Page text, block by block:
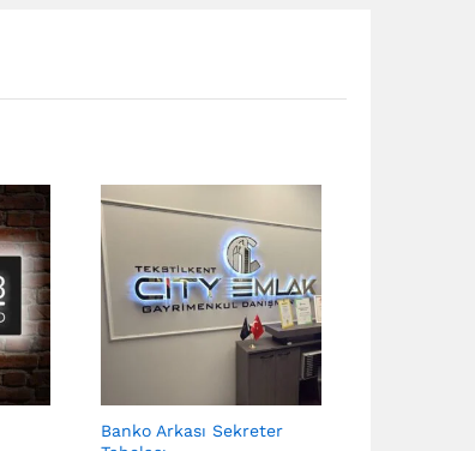
Banko Arkası Sekreter